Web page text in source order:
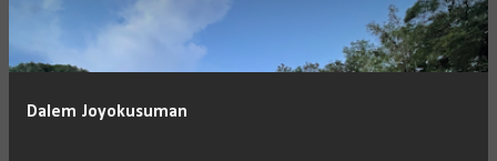
Dalem Joyokusuman